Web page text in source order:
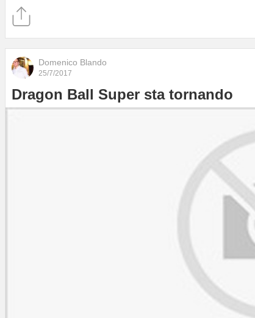
Domenico Blando
25/7/2017
Dragon Ball Super sta tornando